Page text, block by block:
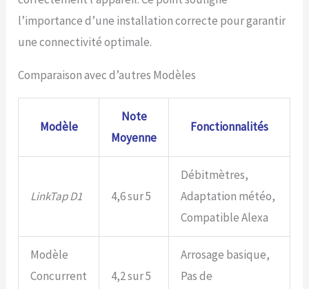
G2S, D1, T1, Q1 et
ValveLinker) par passerelle
passerelles par compte
contrôlez facilement un
une interface unifiée
Garantie de 2 ans et
couvert par une garantie
de 2 ans, le LinkTap D1
pour les années à venir
l’importance d’une installation correcte pour garantir
une connectivité optimale.
Comparaison avec d’autres Modèles
Modèle
Note
Moyenne
Fonctionnalités
LinkTap D1 4,6 sur 5
Débitmètres,
Adaptation météo,
Compatible Alexa
Modèle
Concurrent
4,2 sur 5
Arrosage basique,
Pas de